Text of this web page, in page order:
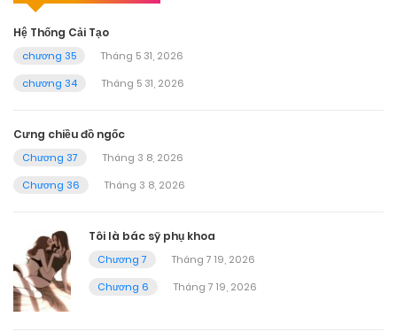
Hệ Thống Cải Tạo
chương 35
Tháng 5 31, 2026
chương 34
Tháng 5 31, 2026
Cưng chiều đồ ngốc
Chương 37
Tháng 3 8, 2026
Chương 36
Tháng 3 8, 2026
Tôi là bác sỹ phụ khoa
Chương 7
Tháng 7 19, 2026
Chương 6
Tháng 7 19, 2026